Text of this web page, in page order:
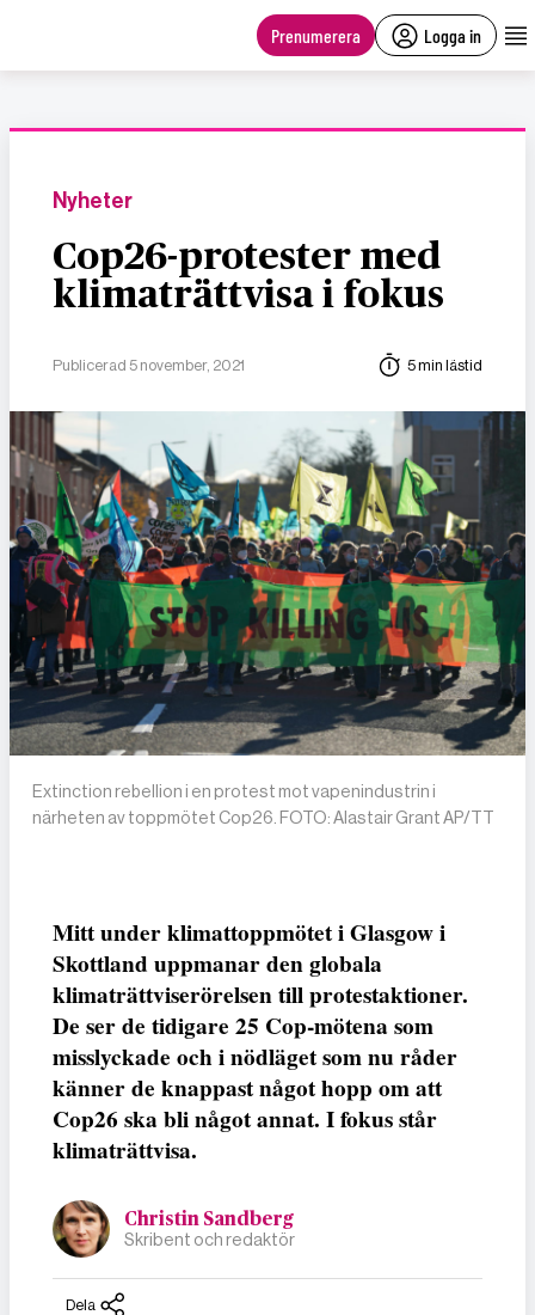
Prenumerera Logga in
Nyheter
Cop26-protester med
klimaträttvisa i fokus
Publicerad 5 november, 2021 5 min lästid
Extinction rebellion i en protest mot vapenindustrin i
närheten av toppmötet Cop26. FOTO: Alastair Grant AP/TT
Mitt under klimattoppmötet i Glasgow i
Skottland uppmanar den globala
klimaträttviserörelsen till protestaktioner.
De ser de tidigare 25 Cop-mötena som
misslyckade och i nödläget som nu råder
känner de knappast något hopp om att
Cop26 ska bli något annat. I fokus står
klimaträttvisa.
Christin Sandberg
Skribent och redaktör
Dela